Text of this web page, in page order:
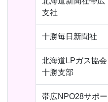
支社
十勝毎日新聞社
北海道LPガス協会
十勝支部
帯広NPO28サポー